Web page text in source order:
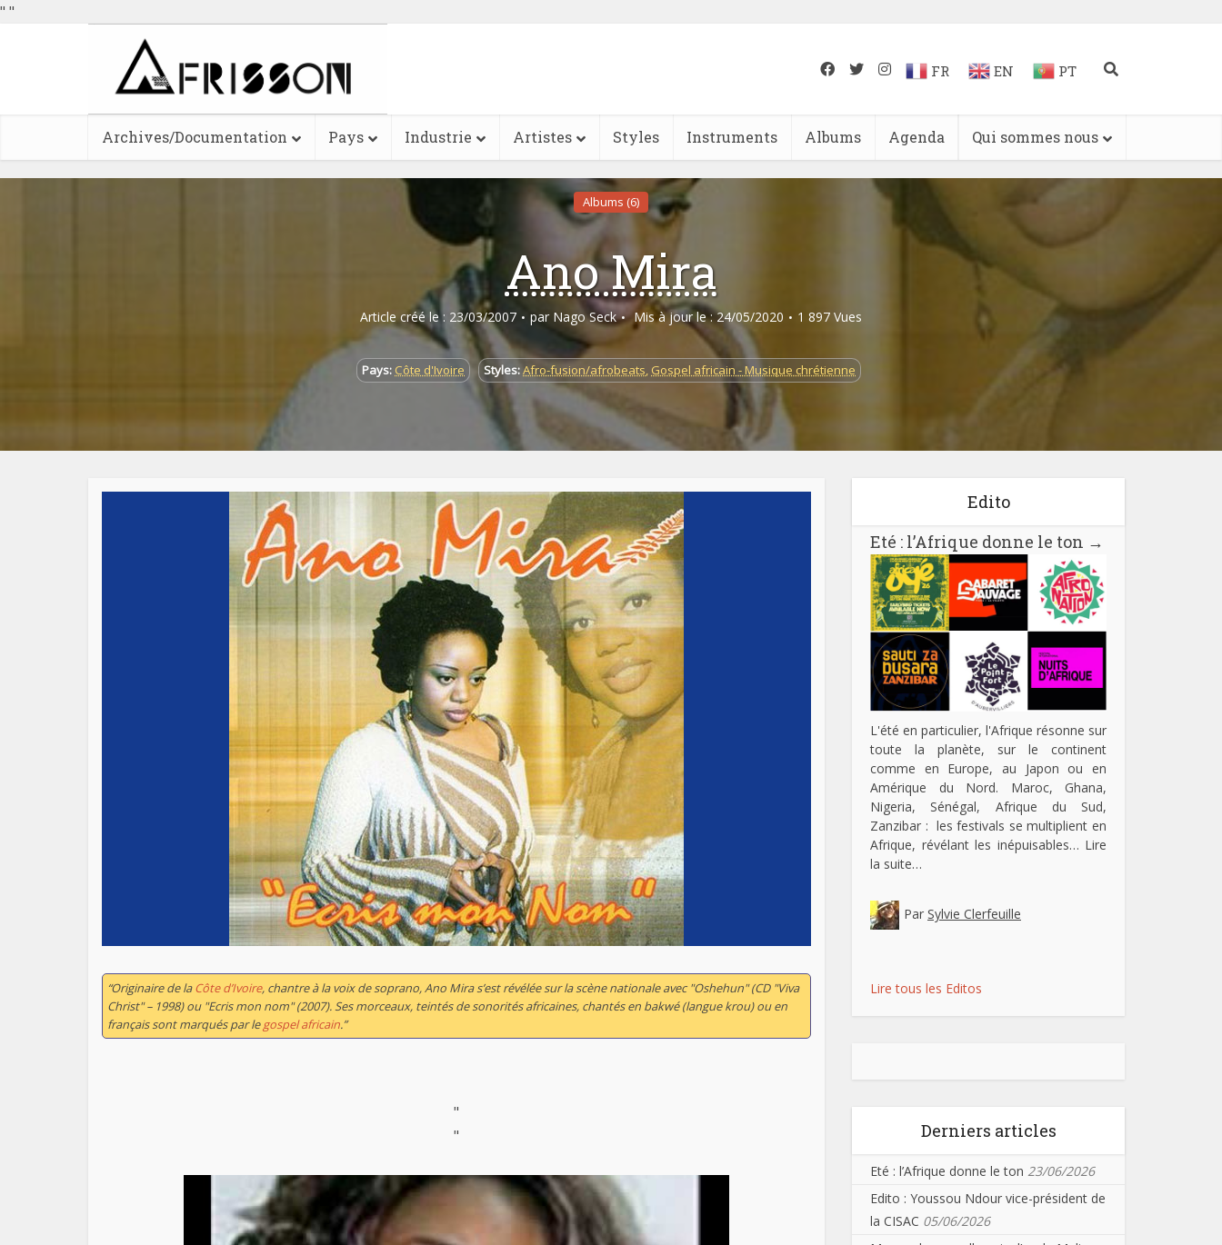
" "
FR EN PT
Archives/Documentation Pays Industrie Artistes Styles Instruments Albums Agenda Qui sommes nous
Albums (6)
Ano Mira
Article créé le : 23/03/2007 par Nago Seck Mis à jour le : 24/05/2020 1 897 Vues
Pays: Côte d'Ivoire Styles:Afro-fusion/afrobeats, Gospel africain - Musique chrétienne
“Originaire de laCôte d’Ivoire, chantre à la voix de soprano, Ano Mira s’est révélée sur la scène nationale avec "Oshehun" (CD "Viva
Christ" – 1998) ou "Ecris mon nom" (2007). Ses morceaux, teintés de sonorités africaines, chantés en bakwé (langue krou) ou en
français sont marqués par legospel africain.”
"
"
Edito
Eté : l’Afrique donne le ton →
L'été en particulier, l'Afrique résonne sur
toute la planète, sur le continent
comme en Europe, au Japon ou en
Amérique du Nord. Maroc, Ghana,
Nigeria, Sénégal, Afrique du Sud,
Zanzibar : les festivals se multiplient en
Afrique, révélant les inépuisables… Lire
la suite…
Par Sylvie Clerfeuille
Lire tous les Editos
Derniers articles
Eté : l’Afrique donne le ton 23/06/2026
Edito : Youssou Ndour vice-président de
la CISAC 05/06/2026